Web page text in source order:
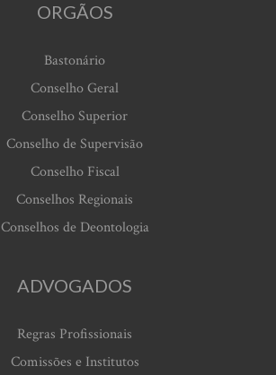
ORGÃOS
Bastonário
Conselho Geral
Conselho Superior
Conselho de Supervisão
Conselho Fiscal
Conselhos Regionais
Conselhos de Deontologia
ADVOGADOS
Regras Profissionais
Comissões e Institutos